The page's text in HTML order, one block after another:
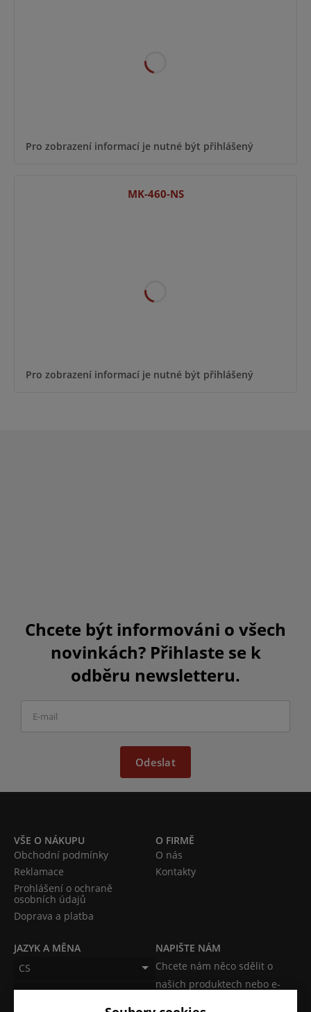
Pro zobrazení informací je nutné být přihlášený
MK-460-NS
Pro zobrazení informací je nutné být přihlášený
Chcete být informováni o všech
novinkách? Přihlaste se k
odběru newsletteru.
Odeslat
VŠE O NÁKUPU
Obchodní podmínky
Reklamace
Prohlášení o ochraně
osobních údajů
Doprava a platba
O FIRMĚ
O nás
Kontakty
JAZYK A MĚNA
CS
CZK (Kč)
NAPIŠTE NÁM
Chcete nám něco sdělit o
našich produktech nebo e-